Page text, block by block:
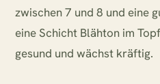
zwischen 7 und 8 und eine
eine Schicht Blähton im
gesund und wächst kräftig.